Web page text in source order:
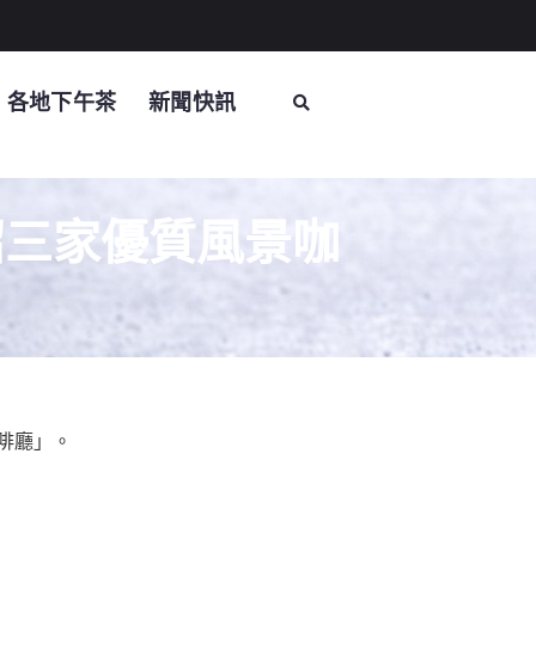
各地下午茶 新聞快訊
家優質風景咖
廳」。